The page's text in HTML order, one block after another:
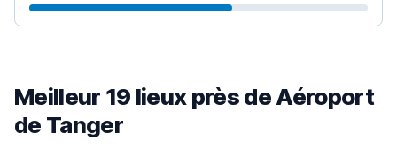
Meilleur 19 lieux près de Aéroport
de Tanger